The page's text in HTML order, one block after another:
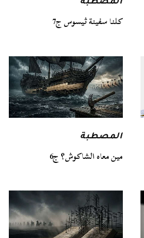
المصطبة
كلنا سفينة ثيسوس ج7
المصطبة
مين معاه الشاكوش؟ ج6